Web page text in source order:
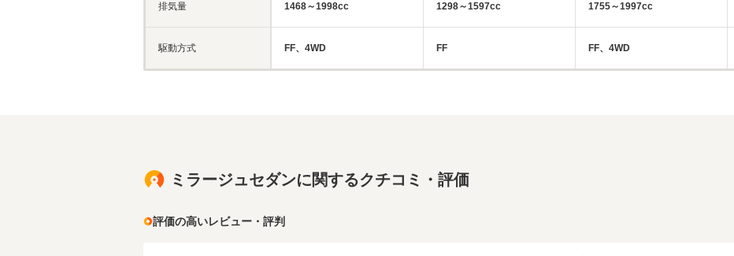
排気量
駆動方式
1468～1998cc
FF、4WD
1298～1597cc
FF
1755～1997cc
FF、4WD
ミラージュセダンに関するクチコミ・評価
評価の高いレビュー・評判